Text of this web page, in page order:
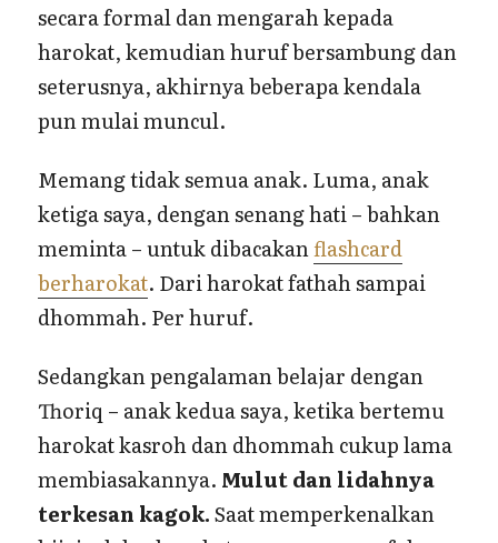
secara formal dan mengarah kepada
harokat, kemudian huruf bersambung dan
seterusnya, akhirnya beberapa kendala
pun mulai muncul.
Memang tidak semua anak. Luma, anak
ketiga saya, dengan senang hati – bahkan
meminta – untuk dibacakanflashcard
berharokat. Dari harokat fathah sampai
dhommah. Per huruf.
Sedangkan pengalaman belajar dengan
Thoriq – anak kedua saya, ketika bertemu
harokat kasroh dan dhommah cukup lama
membiasakannya. Mulut dan lidahnya
terkesan kagok.Saat memperkenalkan